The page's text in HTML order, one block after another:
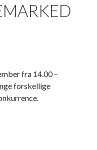
fra 14.00 –
forskellige